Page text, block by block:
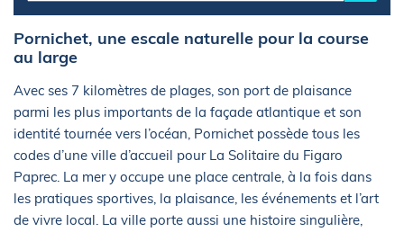
Pornichet, une escale naturelle pour la course
au large
Avec ses 7 kilomètres de plages, son port de plaisance
parmi les plus importants de la façade atlantique et son
identité tournée vers l’océan, Pornichet possède tous les
codes d’une ville d’accueil pour La Solitaire du Figaro
Paprec. La mer y occupe une place centrale, à la fois dans
les pratiques sportives, la plaisance, les événements et l’art
de vivre local. La ville porte aussi une histoire singulière,